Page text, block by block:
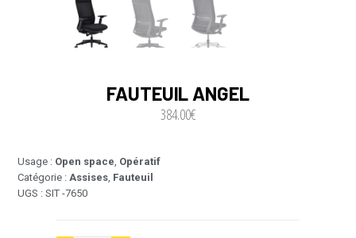
FAUTEUIL ANGEL
384.00€
Usage : Open space, Opératif
Catégorie : Assises, Fauteuil
UGS : SIT -7650